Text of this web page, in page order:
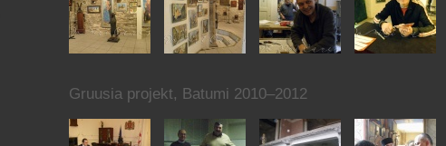
Gruusia projekt, Batumi 2010–2012